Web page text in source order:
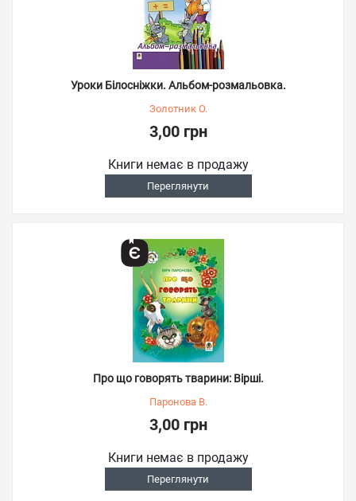
Уроки Білосніжки. Альбом-розмальовка.
Золотник О.
3,00 грн
Книги немає в продажу
Переглянути
Про що говорять тварини: Вірші.
Паронова В.
3,00 грн
Книги немає в продажу
Переглянути